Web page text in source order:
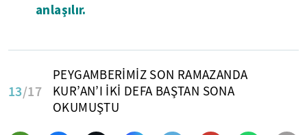
anlaşılır.
13/17
PEYGAMBERİMİZ SON RAMAZANDA
KUR’AN’I İKİ DEFA BAŞTAN SONA
OKUMUŞTU